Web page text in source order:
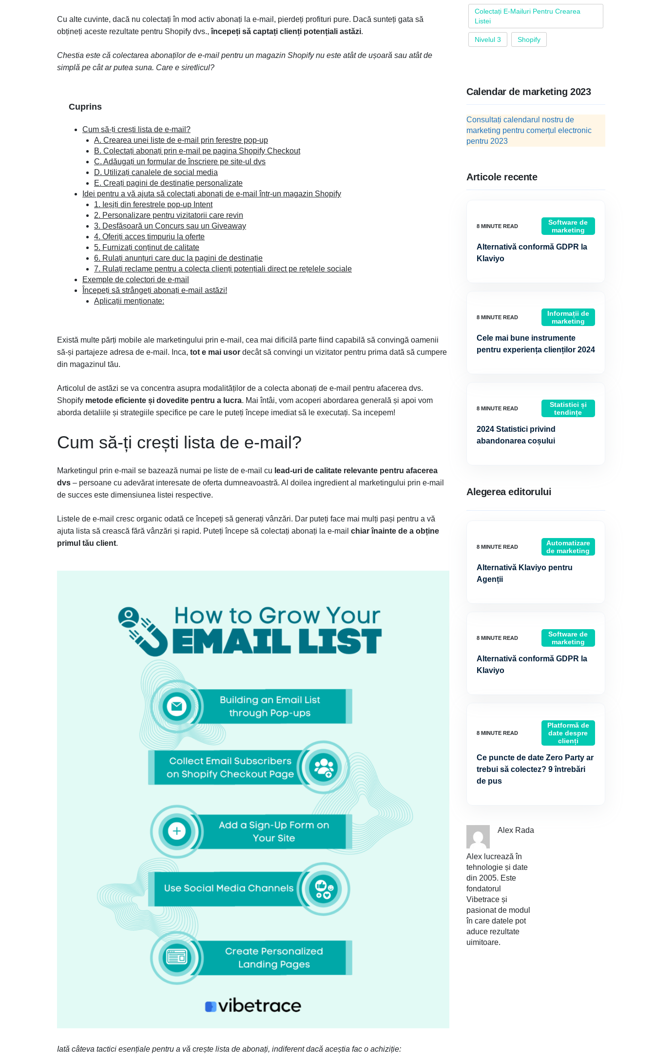
Cu alte cuvinte, dacă nu colectați în mod activ abonați la e-mail, pierdeți profituri pure. Dacă sunteți gata să
obțineți aceste rezultate pentru Shopify dvs.,începeți să captați clienți potențiali astăzi.
Chestia este că colectarea abonaților de e-mail pentru un magazin Shopify nu este atât de ușoară sau atât de
simplă pe cât ar putea suna. Care e siretlicul?
Cuprins
Cum să-ți crești lista de e-mail?
A. Crearea unei liste de e-mail prin ferestre pop-up
B. Colectați abonați prin e-mail pe pagina Shopify Checkout
C. Adăugați un formular de înscriere pe site-ul dvs
D. Utilizați canalele de social media
E. Creați pagini de destinație personalizate
Idei pentru a vă ajuta să colectați abonați de e-mail într-un magazin Shopify
1. Ieșiți din ferestrele pop-up Intent
2. Personalizare pentru vizitatorii care revin
3. Desfășoară un Concurs sau un Giveaway
4. Oferiți acces timpuriu la oferte
5. Furnizați conținut de calitate
6. Rulați anunțuri care duc la pagini de destinație
7. Rulați reclame pentru a colecta clienți potențiali direct pe rețelele sociale
Exemple de colectori de e-mail
Începeți să strângeți abonați e-mail astăzi!
Aplicații menționate:
Există multe părți mobile ale marketingului prin e-mail, cea mai dificilă parte fiind capabilă să convingă oamenii
să-și partajeze adresa de e-mail. Inca, tot e mai usor decât să convingi un vizitator pentru prima dată să cumpere
din magazinul tău.
Articolul de astăzi se va concentra asupra modalităților de a colecta abonați de e-mail pentru afacerea dvs.
Shopify metode eficiente și dovedite pentru a lucra. Mai întâi, vom acoperi abordarea generală și apoi vom
aborda detaliile și strategiile specifice pe care le puteți începe imediat să le executați. Sa incepem!
Cum să-ți crești lista de e-mail?
Marketingul prin e-mail se bazează numai pe liste de e-mail cu lead-uri de calitate relevante pentru afacerea
dvs – persoane cu adevărat interesate de oferta dumneavoastră. Al doilea ingredient al marketingului prin e-mail
de succes este dimensiunea listei respective.
Listele de e-mail cresc organic odată ce începeți să generați vânzări. Dar puteți face mai mulți pași pentru a vă
ajuta lista să crească fără vânzări și rapid. Puteți începe să colectați abonați la e-mail chiar înainte de a obține
primul tău client.
Iată câteva tactici esențiale pentru a vă crește lista de abonați, indiferent dacă aceștia fac o achiziție:
Colectați E-Mailuri Pentru Crearea
Listei
Nivelul 3 Shopify
Calendar de marketing 2023
Consultați calendarul nostru de
marketing pentru comerțul electronic
pentru 2023
Articole recente
Software de
marketing
Alternativă conformă GDPR la
Klaviyo
Informații de
marketing
Cele mai bune instrumente
pentru experiența clienților 2024
Statistici și
tendințe
2024 Statistici privind
abandonarea coșului
Alegerea editorului
Automatizare
de marketing
Alternativă Klaviyo pentru
Agenții
Software de
marketing
Alternativă conformă GDPR la
Klaviyo
Platformă de
date despre
clienți
Ce puncte de date Zero Party ar
trebui să colectez? 9 întrebări
de pus
Alex Rada
Alex lucrează în
tehnologie și date
din 2005. Este
fondatorul
Vibetrace și
pasionat de modul
în care datele pot
aduce rezultate
uimitoare.